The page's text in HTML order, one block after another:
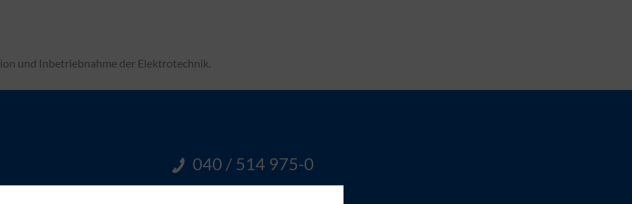
und Inbetriebnahme der Elektrotechnik.
040 / 514 975-0